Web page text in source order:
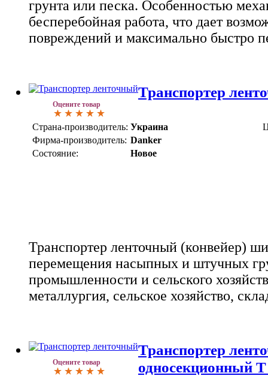
грунта или песка. Особенностью
бесперебойная работа, что дает
повреждений и максимально быстро
Оцените товар
Транспортер
Страна-производитель: Украина
Фирма-производитель: Danker
Состояние:
Новое
Транспортер ленточный (конвейер)
перемещения насыпных и штучных
промышленности и сельского
металлургия, сельское хозяйство,
Оцените товар
Транспортер
односекционный